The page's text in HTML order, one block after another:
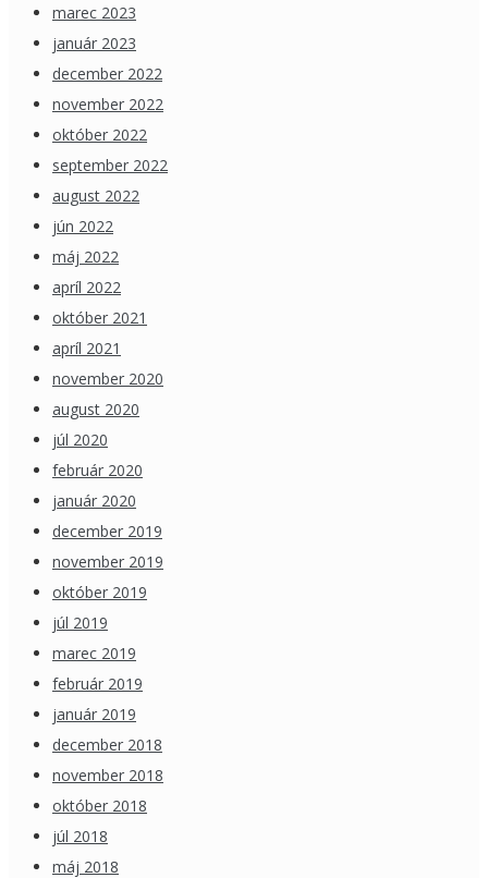
marec 2023
január 2023
december 2022
november 2022
október 2022
september 2022
august 2022
jún 2022
máj 2022
apríl 2022
október 2021
apríl 2021
november 2020
august 2020
júl 2020
február 2020
január 2020
december 2019
november 2019
október 2019
júl 2019
marec 2019
február 2019
január 2019
december 2018
november 2018
október 2018
júl 2018
máj 2018